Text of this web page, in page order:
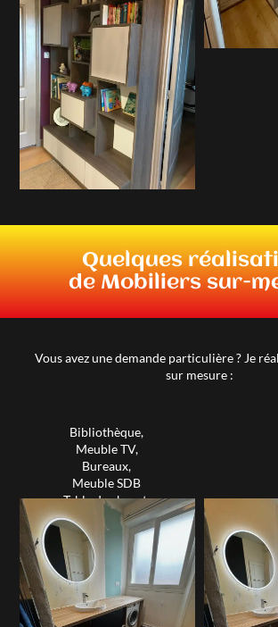
Quelques
de Mobiliers sur-
Vous avez une demande particulière ? Je
sur mesure :
Bibliothèque,
Meuble TV,
Bureaux,
Meuble SDB